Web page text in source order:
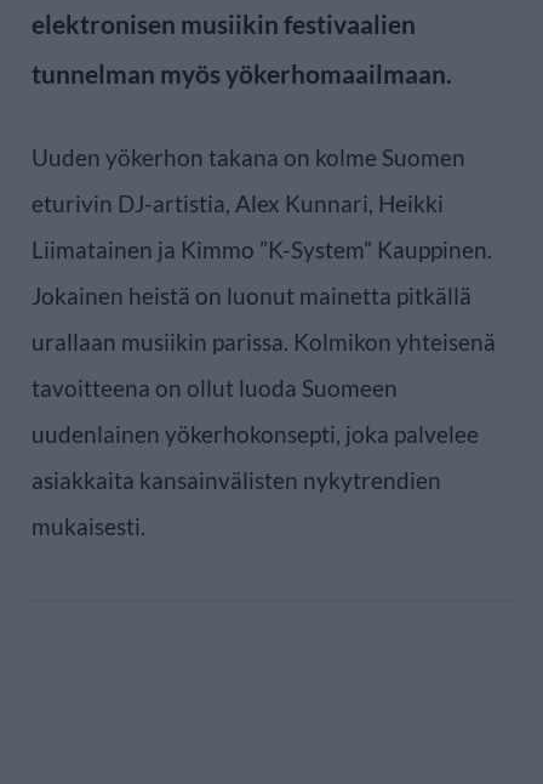
elektronisen musiikin festivaalien
tunnelman myös yökerhomaailmaan.
Uuden yökerhon takana on kolme Suomen
eturivin DJ-artistia, Alex Kunnari, Heikki
Liimatainen ja Kimmo ”K-System” Kauppinen.
Jokainen heistä on luonut mainetta pitkällä
urallaan musiikin parissa. Kolmikon yhteisenä
tavoitteena on ollut luoda Suomeen
uudenlainen yökerhokonsepti, joka palvelee
asiakkaita kansainvälisten nykytrendien
mukaisesti.